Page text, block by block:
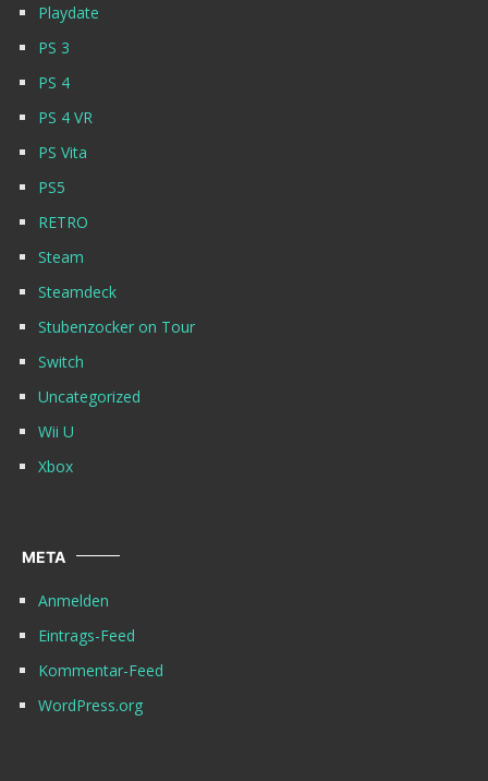
Playdate
PS 3
PS 4
PS 4 VR
PS Vita
PS5
RETRO
Steam
Steamdeck
Stubenzocker on Tour
Switch
Uncategorized
Wii U
Xbox
META
Anmelden
Eintrags-Feed
Kommentar-Feed
WordPress.org